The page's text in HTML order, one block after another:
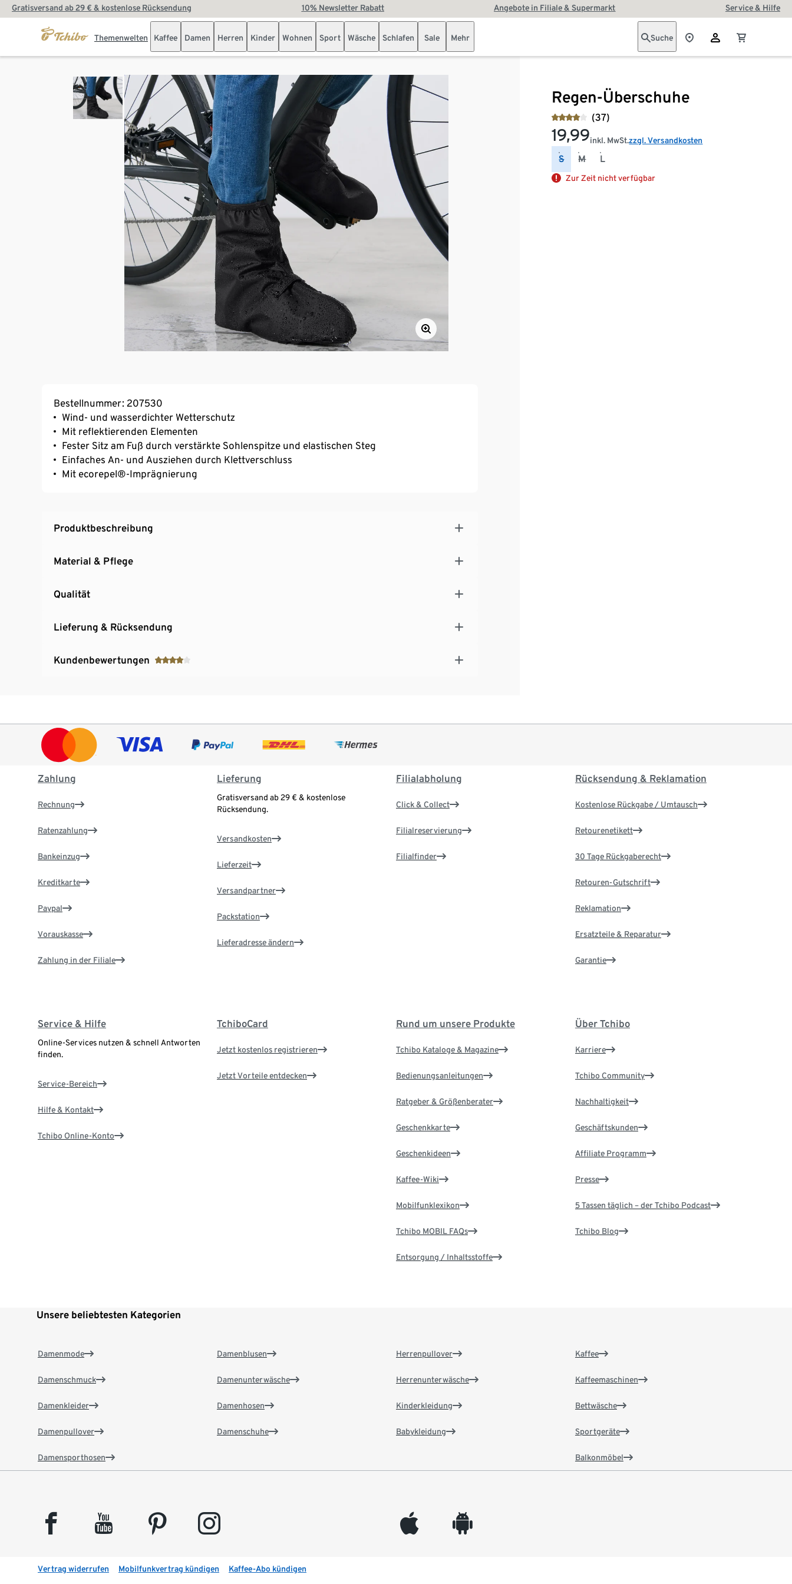
Gratisversand ab 29 € & kostenlose Rücksendung 10% Newsletter Rabatt Angebote in Filiale & Supermarkt Service & Hilfe
Themenwelten Kaffee Damen Herren Kinder Wohnen Sport Wäsche Schlafen Sale Mehr Suche
Regen-Überschuhe
(37)
19,99inkl. MwSt.zzgl. Versandkosten
S M L
Zur Zeit nicht verfügbar
Bestellnummer: 207530
Wind- und wasserdichter Wetterschutz
Mit reflektierenden Elementen
Fester Sitz am Fuß durch verstärkte Sohlenspitze und elastischen Steg
Einfaches An- und Ausziehen durch Klettverschluss
Mit ecorepel®-Imprägnierung
Produktbeschreibung
Material & Pflege
Qualität
Lieferung & Rücksendung
Kundenbewertungen
Zahlung
Rechnung
Ratenzahlung
Bankeinzug
Kreditkarte
Paypal
Vorauskasse
Zahlung in der Filiale
Lieferung
Gratisversand ab 29 € & kostenlose
Rücksendung.
Versandkosten
Lieferzeit
Versandpartner
Packstation
Lieferadresse ändern
Filialabholung
Click & Collect
Filialreservierung
Filialfinder
Rücksendung & Reklamation
Kostenlose Rückgabe / Umtausch
Retourenetikett
30 Tage Rückgaberecht
Retouren-Gutschrift
Reklamation
Ersatzteile & Reparatur
Garantie
Service & Hilfe
Online-Services nutzen & schnell Antworten
finden.
Service-Bereich
Hilfe & Kontakt
Tchibo Online-Konto
TchiboCard
Jetzt kostenlos registrieren
Jetzt Vorteile entdecken
Rund um unsere Produkte
Tchibo Kataloge & Magazine
Bedienungsanleitungen
Ratgeber & Größenberater
Geschenkkarte
Geschenkideen
Kaffee-Wiki
Mobilfunklexikon
Tchibo MOBIL FAQs
Entsorgung / Inhaltsstoffe
Über Tchibo
Karriere
Tchibo Community
Nachhaltigkeit
Geschäftskunden
Affiliate Programm
Presse
5 Tassen täglich – der Tchibo Podcast
Tchibo Blog
Unsere beliebtesten Kategorien
Damenmode
Damenschmuck
Damenkleider
Damenpullover
Damensporthosen
Damenblusen
Damenunterwäsche
Damenhosen
Damenschuhe
Herrenpullover
Herrenunterwäsche
Kinderkleidung
Babykleidung
Kaffee
Kaffeemaschinen
Bettwäsche
Sportgeräte
Balkonmöbel
facebook youtube pinterest instagram appleinc android
Vertrag widerrufen Mobilfunkvertrag kündigen Kaffee-Abo kündigen